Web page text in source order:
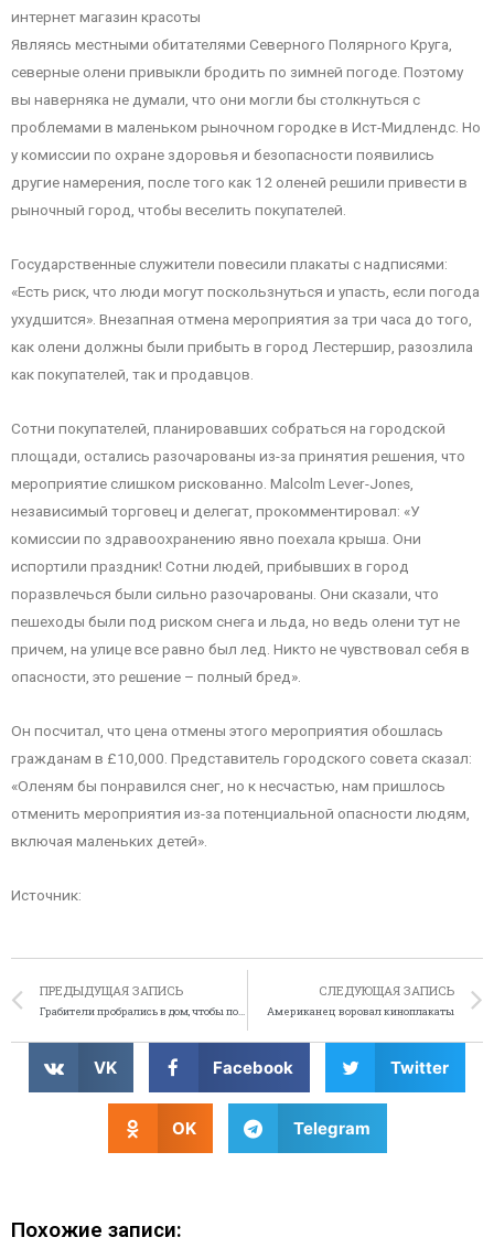
интернет магазин красоты
Являясь местными обитателями Северного Полярного Круга,
северные олени привыкли бродить по зимней погоде. Поэтому
вы наверняка не думали, что они могли бы столкнуться с
проблемами в маленьком рыночном городке в Ист-Мидлендс. Но
у комиссии по охране здоровья и безопасности появились
другие намерения, после того как 12 оленей решили привести в
рыночный город, чтобы веселить покупателей.
Государственные служители повесили плакаты с надписями:
«Есть риск, что люди могут поскользнуться и упасть, если погода
ухудшится». Внезапная отмена мероприятия за три часа до того,
как олени должны были прибыть в город Лестершир, разозлила
как покупателей, так и продавцов.
Сотни покупателей, планировавших собраться на городской
площади, остались разочарованы из-за принятия решения, что
мероприятие слишком рискованно. Malcolm Lever-Jones,
независимый торговец и делегат, прокомментировал: «У
комиссии по здравоохранению явно поехала крыша. Они
испортили праздник! Сотни людей, прибывших в город
поразвлечься были сильно разочарованы. Они сказали, что
пешеходы были под риском снега и льда, но ведь олени тут не
причем, на улице все равно был лед. Никто не чувствовал себя в
опасности, это решение – полный бред».
Он посчитал, что цена отмены этого мероприятия обошлась
гражданам в £10,000. Представитель городского совета сказал:
«Оленям бы понравился снег, но к несчастью, нам пришлось
отменить мероприятия из-за потенциальной опасности людям,
включая маленьких детей».
Источник:
ПРЕДЫДУЩАЯ ЗАПИСЬ
Грабители пробрались в дом, чтобы пообедать и выпить вина
СЛЕДУЮЩАЯ ЗАПИСЬ
Американец воровал киноплакаты
VK Facebook Twitter
OK Telegram
Похожие записи: